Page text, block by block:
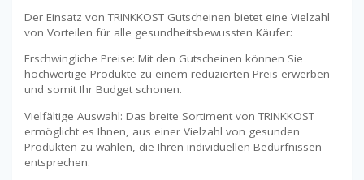
Der Einsatz von TRINKKOST Gutscheinen bietet eine Vielzahl
von Vorteilen für alle gesundheitsbewussten Käufer:
Erschwingliche Preise: Mit den Gutscheinen können Sie
hochwertige Produkte zu einem reduzierten Preis erwerben
und somit Ihr Budget schonen.
Vielfältige Auswahl: Das breite Sortiment von TRINKKOST
ermöglicht es Ihnen, aus einer Vielzahl von gesunden
Produkten zu wählen, die Ihren individuellen Bedürfnissen
entsprechen.